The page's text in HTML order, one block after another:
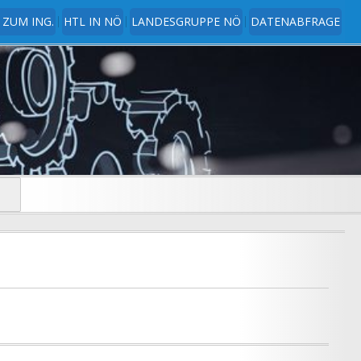
ING. HTL IN NÖ LANDESGRUPPE NÖ DATENABFRAGE